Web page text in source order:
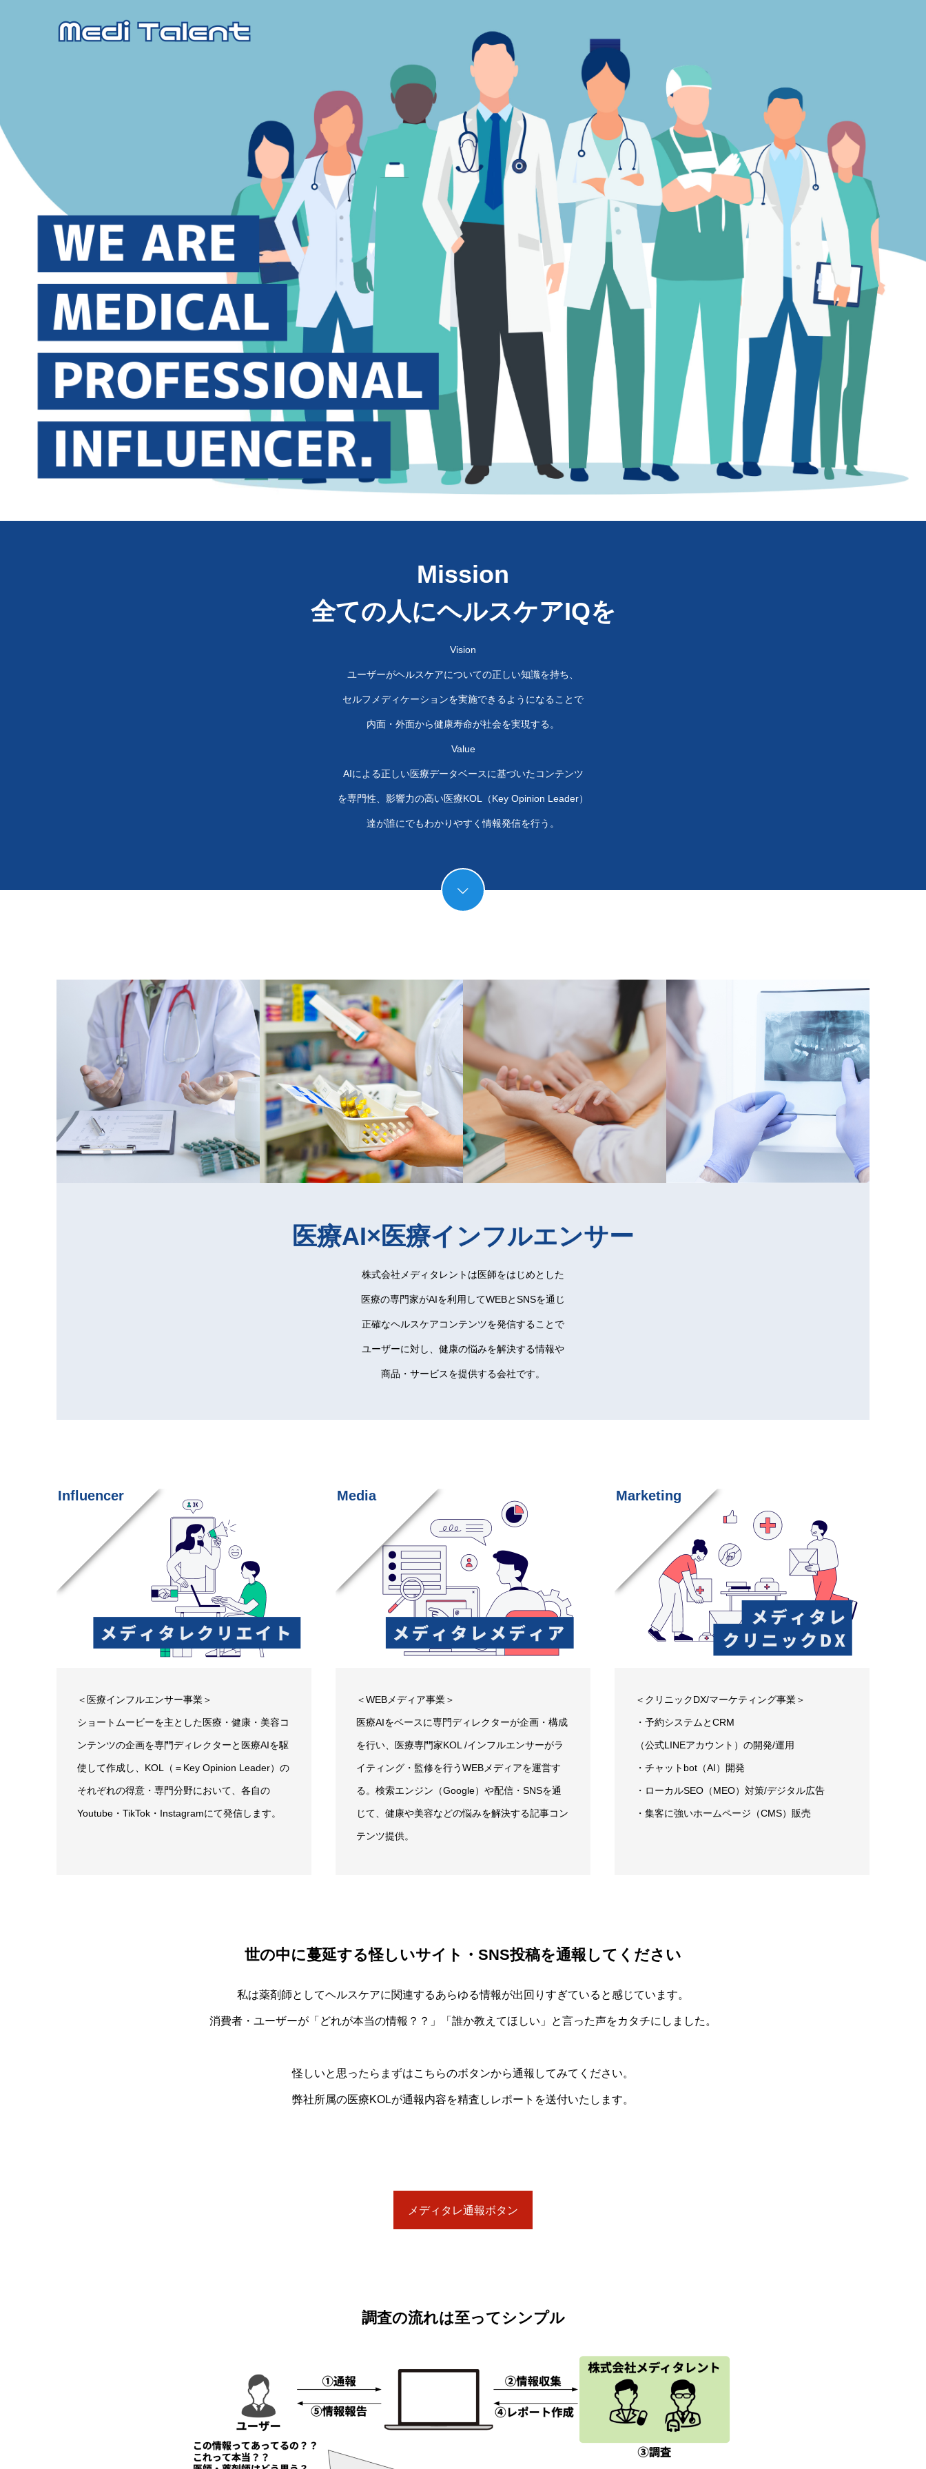
Mission
全ての人にヘルスケアIQを
Vision
ユーザーがヘルスケアについての正しい知識を持ち、
セルフメディケーションを実施できるようになることで
内面・外面から健康寿命が社会を実現する。
Value
AIによる正しい医療データベースに基づいたコンテンツ
を専門性、影響力の高い医療KOL（Key Opinion Leader）
達が誰にでもわかりやすく情報発信を行う。
医療AI×医療インフルエンサー
株式会社メディタレントは医師をはじめとした
医療の専門家がAIを利用してWEBとSNSを通じ
正確なヘルスケアコンテンツを発信することで
ユーザーに対し、健康の悩みを解決する情報や
商品・サービスを提供する会社です。
Influencer
＜医療インフルエンサー事業＞
ショートムービーを主とした医療・健康・美容コ
ンテンツの企画を専門ディレクターと医療AIを駆
使して作成し、KOL（＝Key Opinion Leader）の
それぞれの得意・専門分野において、各自の
Youtube・TikTok・Instagramにて発信します。
Media
＜WEBメディア事業＞
医療AIをベースに専門ディレクターが企画・構成
を行い、医療専門家KOL /インフルエンサーがラ
イティング・監修を行うWEBメディアを運営す
る。検索エンジン（Google）や配信・SNSを通
じて、健康や美容などの悩みを解決する記事コン
テンツ提供。
Marketing
＜クリニックDX/マーケティング事業＞
・予約システムとCRM
（公式LINEアカウント）の開発/運用
・チャットbot（AI）開発
・ローカルSEO（MEO）対策/デジタル広告
・集客に強いホームページ（CMS）販売
世の中に蔓延する怪しいサイト・SNS投稿を通報してください
私は薬剤師としてヘルスケアに関連するあらゆる情報が出回りすぎていると感じています。
消費者・ユーザーが「どれが本当の情報？？」「誰か教えてほしい」と言った声をカタチにしました。
怪しいと思ったらまずはこちらのボタンから通報してみてください。
弊社所属の医療KOLが通報内容を精査しレポートを送付いたします。
メディタレ通報ボタン
調査の流れは至ってシンプル